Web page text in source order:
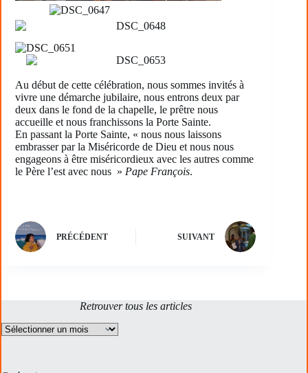
Au début de cette célébration, nous sommes invités à
vivre une démarche jubilaire, nous entrons deux par
deux dans le fond de la chapelle, le prêtre nous
accueille et nous franchissons la Porte Sainte.
En passant la Porte Sainte, « nous nous laissons
embrasser par la Miséricorde de Dieu et nous nous
engageons à être miséricordieux avec les autres comme
le Père l’est avec nous » Pape François.
PRÉCÉDENT SUIVANT
Retrouver tous les articles
Archives